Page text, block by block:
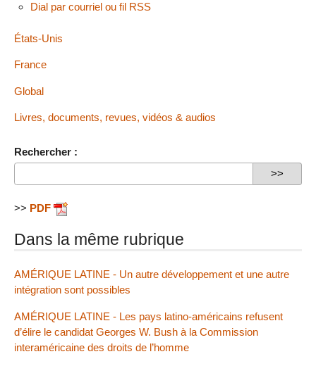
Dial par courriel ou fil RSS
États-Unis
France
Global
Livres, documents, revues, vidéos & audios
Rechercher :
>> PDF
Dans la même rubrique
AMÉRIQUE LATINE - Un autre développement et une autre
intégration sont possibles
AMÉRIQUE LATINE - Les pays latino-américains refusent
d’élire le candidat Georges W. Bush à la Commission
interaméricaine des droits de l’homme